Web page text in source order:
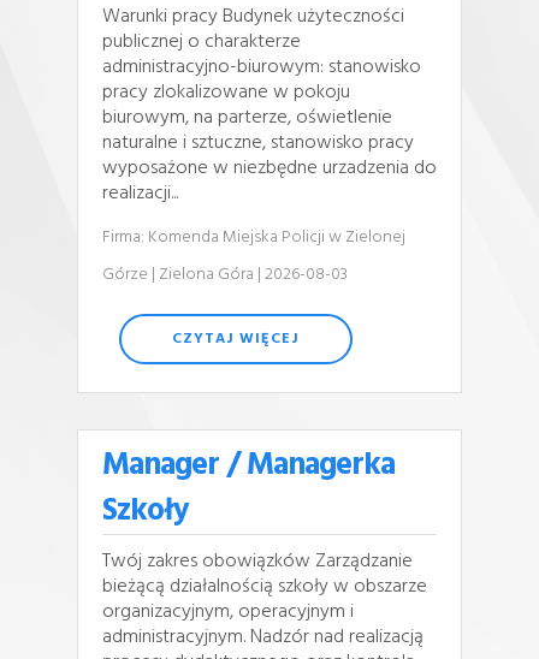
Warunki pracy Budynek użyteczności
publicznej o charakterze
administracyjno-biurowym: stanowisko
pracy zlokalizowane w pokoju
biurowym, na parterze, oświetlenie
naturalne i sztuczne, stanowisko pracy
wyposażone w niezbędne urzadzenia do
realizacji...
Firma: Komenda Miejska Policji w Zielonej
Górze | Zielona Góra | 2026-08-03
CZYTAJ WIĘCEJ
Manager / Managerka
Szkoły
Twój zakres obowiązków Zarządzanie
bieżącą działalnością szkoły w obszarze
organizacyjnym, operacyjnym i
administracyjnym. Nadzór nad realizacją